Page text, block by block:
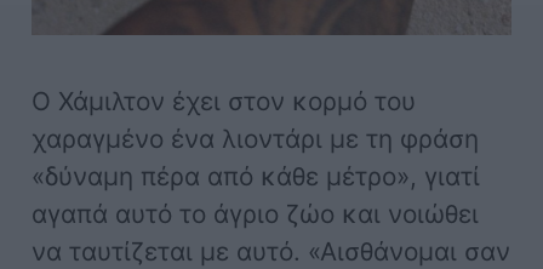
Ο Χάμιλτον έχει στον κορμό του
χαραγμένο ένα λιοντάρι με τη φράση
«δύναμη πέρα από κάθε μέτρο», γιατί
αγαπά αυτό το άγριο ζώο και νοιώθει
να ταυτίζεται με αυτό. «Αισθάνομαι σαν